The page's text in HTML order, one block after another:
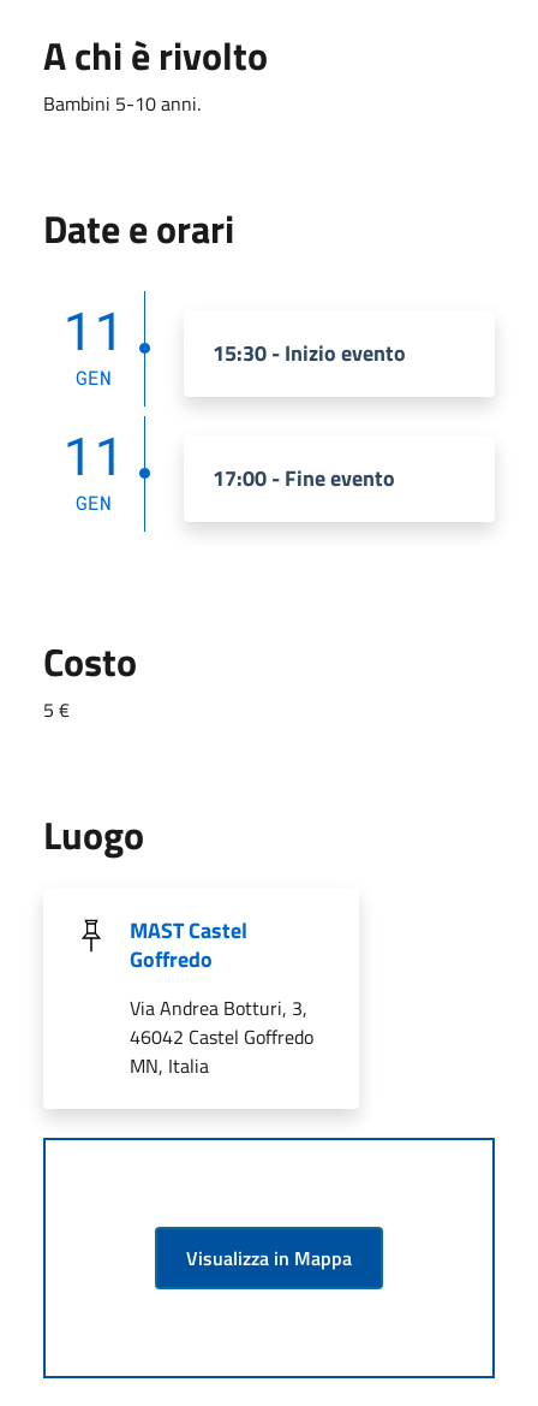
A chi è rivolto
Bambini 5-10 anni.
Date e orari
11
GEN
15:30 - Inizio evento
11
GEN
17:00 - Fine evento
Costo
5 €
Luogo
MAST Castel
Goffredo
Via Andrea Botturi, 3,
46042 Castel Goffredo
MN, Italia
Visualizza in Mappa